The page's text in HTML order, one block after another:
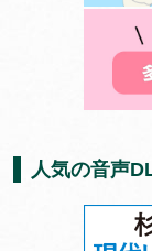
人気の音声